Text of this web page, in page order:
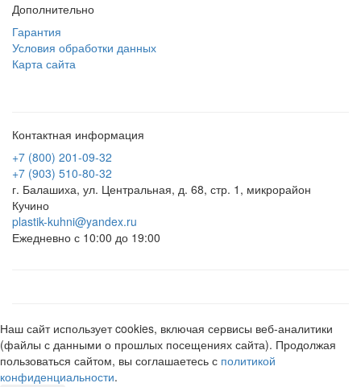
Дополнительно
Гарантия
Условия обработки данных
Карта сайта
Контактная информация
+7 (800) 201-09-32
+7 (903) 510-80-32
г. Балашиха, ул. Центральная, д. 68, стр. 1, микрорайон
Кучино
plastik-kuhni@yandex.ru
Ежедневно с 10:00 до 19:00
Наш сайт использует cookies, включая сервисы веб-аналитики
(файлы с данными о прошлых посещениях сайта). Продолжая
пользоваться сайтом, вы соглашаетесь с политикой
конфиденциальности.